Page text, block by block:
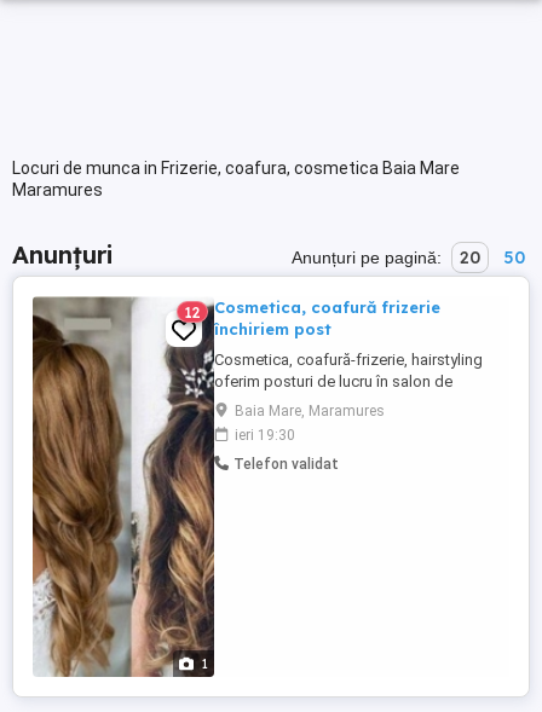
Locuri de munca in Frizerie, coafura, cosmetica Baia Mare
Maramures
Anunțuri Anunțuri pe pagină: 20 50
1
12
Cosmetica, coafură frizerie
închiriem post
Cosmetica, coafură-frizerie, hairstyling
oferim posturi de lucru în salon de
înfrumusețare elegant și modern cu
facilități, condiții și ambianță deosebite.
Detalii la telefon
Baia Mare, Maramures
ieri 19:30
Telefon validat